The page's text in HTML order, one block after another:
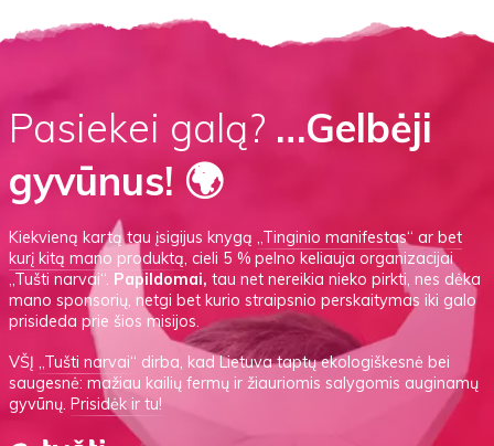
Pasiekei galą? …Gelbėji
gyvūnus! 🌍
Kiekvieną kartą tau įsigijus knygą„Tinginio manifestas“ arbet
kurį kitą mano produktą, cieli 5 % pelno keliauja organizacijai
„Tušti narvai“. Papildomai, tau net nereikia nieko pirkti, nes dėka
mano sponsorių, netgi bet kurio straipsnio perskaitymas iki galo
prisideda prie šios misijos.
VŠĮ„Tušti narvai“ dirba, kad Lietuva taptų ekologiškesnė bei
saugesnė: mažiau kailių fermų ir žiauriomis salygomis auginamų
gyvūnų.Prisidėk ir tu!